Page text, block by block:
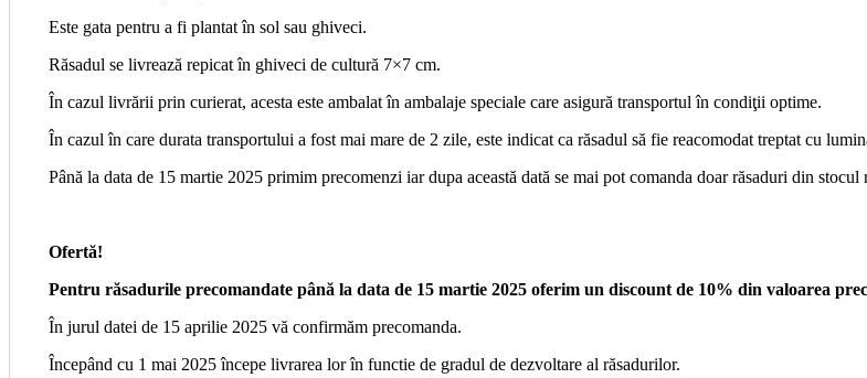
Este gata pentru a fi plantat în sol sau ghiveci.
Răsadul se livrează repicat în ghiveci de cultură 7×7 cm.
În cazul livrării prin curierat, acesta este ambalat în ambalaje speciale care asigură transportul în condiţii optime.
În cazul în care durata transportului a fost mai mare de 2 zile, este indicat ca răsadul să fie reacomodat treptat cu
Până la data de 15 martie 2025 primim precomenzi iar dupa această dată se mai pot comanda doar răsaduri din stocul
Ofertă!
Pentru răsadurile precomandate până la data de 15 martie 2025 oferim un discount de 10% din valoarea
În jurul datei de 15 aprilie 2025 vă confirmăm precomanda.
Începând cu 1 mai 2025 începe livrarea lor în functie de gradul de dezvoltare al răsadurilor.